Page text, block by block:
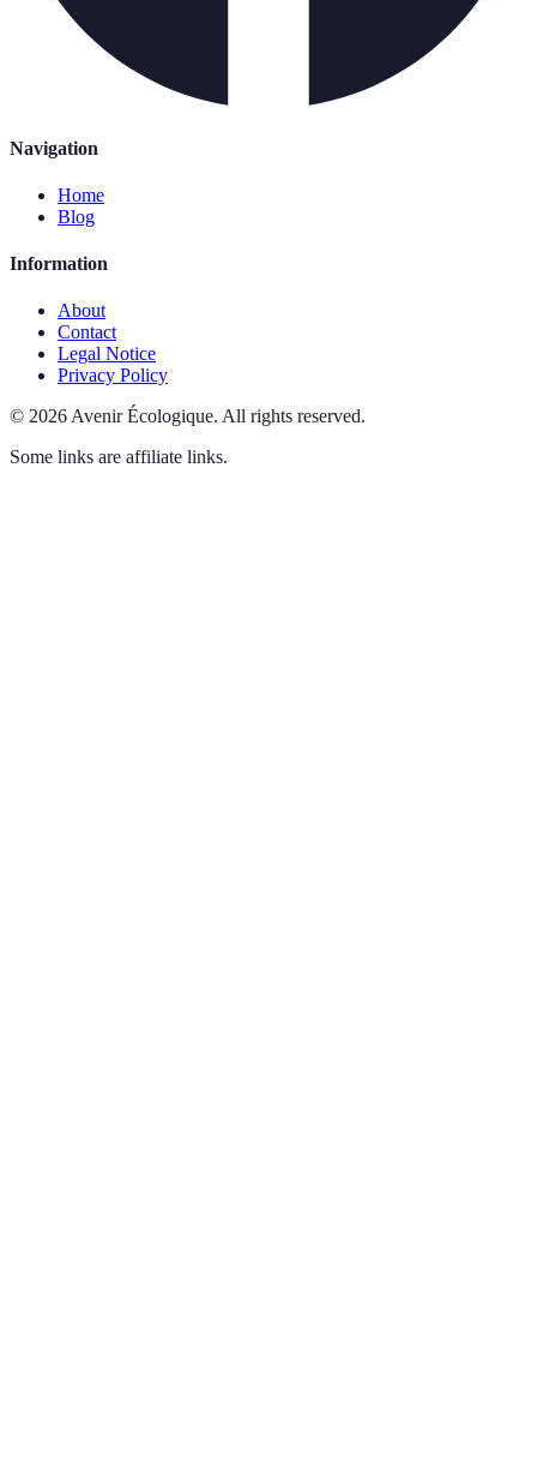
Navigation
Home
Blog
Information
About
Contact
Legal Notice
Privacy Policy
© 2026 Avenir Écologique. All rights reserved.
Some links are affiliate links.